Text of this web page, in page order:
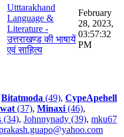
Utttarakhand
Language &
Literature -
उत्तराखण्ड की भाषायें
एवं साहित्य
February
28, 2023,
03:57:32
PM
Bitatmoda (49), CypeApehell
(37), Minaxi(46),
(34), Johnnynady (39), mku67